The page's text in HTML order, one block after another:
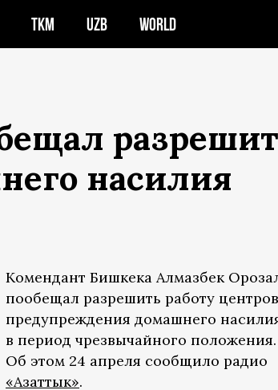
TKM UZB WORLD
насилия
Комендант Бишкека Алмазбек
пообещал разрешить работу центров
предупреждения домашнего
в период чрезвычайного положения.
Об этом 24 апреля сообщило радио
«Азаттык».